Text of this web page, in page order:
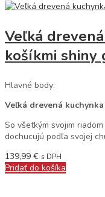
Veľká
košíkmi shiny
Hlavné body:
Veľká drevená
So všetkým svojim
dochucujú podľa svojej
139,99 € s DPH
Pridať do košíka